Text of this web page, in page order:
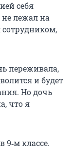
себя
не лежал на
сотрудником,
переживала,
и будет
Но дочь
что я
9‑м классе.